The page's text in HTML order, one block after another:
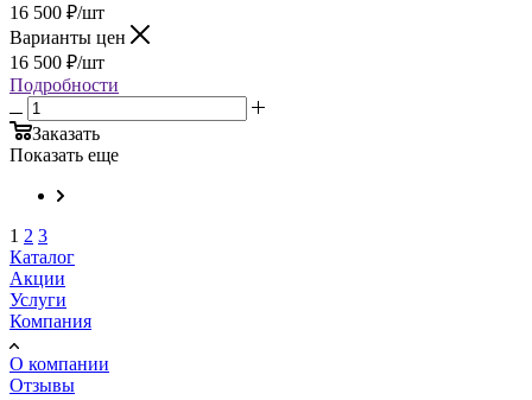
16 500 ₽/шт
Варианты цен
16 500 ₽/шт
Подробности
Заказать
Показать еще
1 2 3
Каталог
Акции
Услуги
Компания
О компании
Отзывы